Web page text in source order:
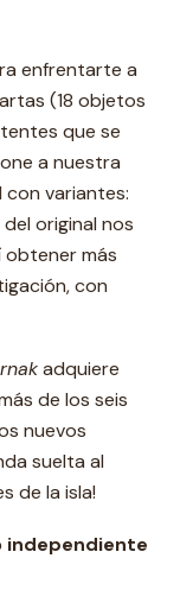
enfrentarte a
(18 objetos
que se
a nuestra
variantes:
original nos
más
con
adquiere
de los seis
nuevos
suelta al
de la isla!
independiente